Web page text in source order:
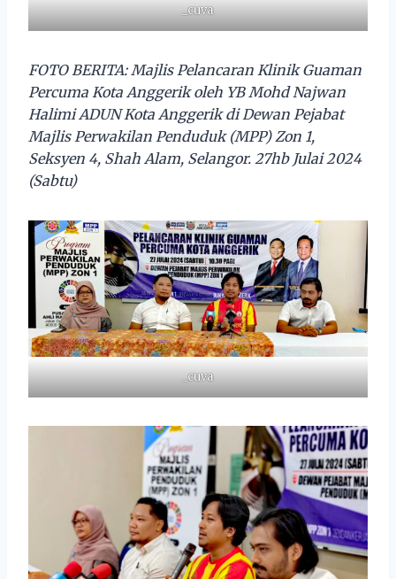
_cuva
FOTO BERITA: Majlis Pelancaran Klinik Guaman
Percuma Kota Anggerik oleh YB Mohd Najwan
Halimi ADUN Kota Anggerik di Dewan Pejabat
Majlis Perwakilan Penduduk (MPP) Zon 1,
Seksyen 4, Shah Alam, Selangor. 27hb Julai 2024
(Sabtu)
_cuva